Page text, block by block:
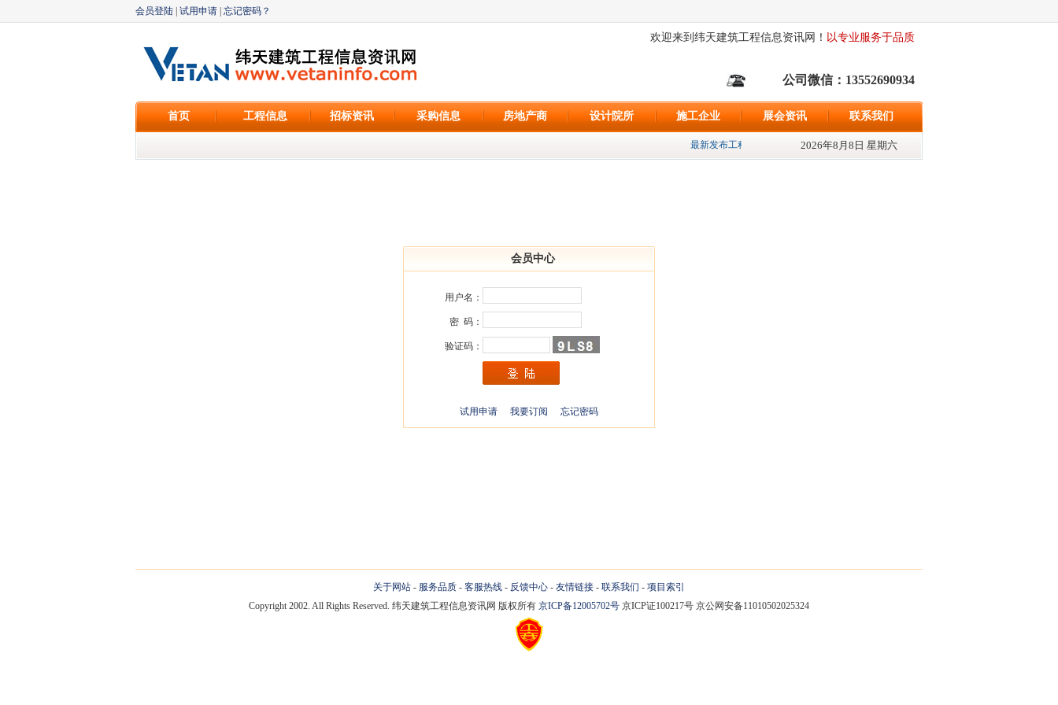
会员登陆 试用申请 忘记密码？
欢迎来到纬天建筑工程信息资讯网！ 以专业服务于品质
公司微信：13552690934
首页 工程信息 招标资讯 采购信息 房地产商 设计院所 施工企业 展会资讯 联系我们
最新发布工程信息500条、最新发布招标资讯{598}条、最新发布采购信息{522}条; 追求
2026年8月8日 星期六
会员中心
用户名：
密 码：
验证码：
试用申请 我要订阅 忘记密码
关于网站 - 服务品质 - 客服热线 - 反馈中心 - 友情链接 - 联系我们 - 项目索引
Copyright 2002. All Rights Reserved. 纬天建筑工程信息资讯网 版权所有 京ICP备12005702号 京ICP证100217号 京公网安备11010502025324